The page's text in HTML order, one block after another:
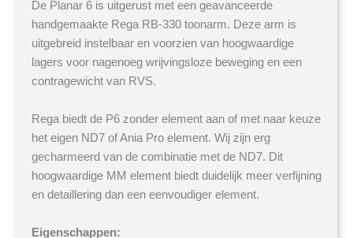
De Planar 6 is uitgerust met een geavanceerde
handgemaakte Rega RB-330 toonarm. Deze arm is
uitgebreid instelbaar en voorzien van hoogwaardige
lagers voor nagenoeg wrijvingsloze beweging en een
contragewicht van RVS.
Rega biedt de P6 zonder element aan of met naar keuze
het eigen ND7 of Ania Pro element. Wij zijn erg
gecharmeerd van de combinatie met de ND7. Dit
hoogwaardige MM element biedt duidelijk meer verfijning
en detaillering dan een eenvoudiger element.
Eigenschappen: